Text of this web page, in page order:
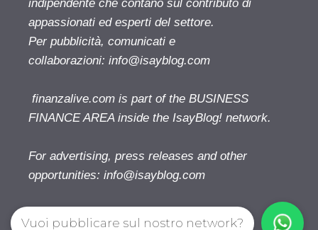
indipendente che contano sul contributo di
appassionati ed esperti del settore.
Per pubblicità, comunicati e
collaborazioni: info@isayblog.com
finanzalive.com is part of the BUSINESS
FINANCE AREA inside the IsayBlog! network.
For advertising, press releases and other
opportunities: info@isayblog.com
Vuoi pubblicare sul nostro network?